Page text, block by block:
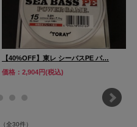
【40%OFF】東レ シーバスPE パ…
価格：2,904円(税込)
（全30件）